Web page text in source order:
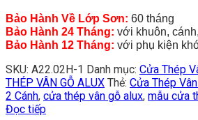
Bảo Hành Về Lớp Sơn: 60 tháng
Bảo Hành 24 Tháng: với khuôn,
Bảo Hành 12 Tháng: với phụ kiện
SKU: A22.02H-1 Danh mục: Cửa Thép
THÉP VÂN GỖ ALUX Thẻ: Cửa Thép
2 Cánh, cửa thép vân gỗ alux, mẫu cửa
Đọc tiếp